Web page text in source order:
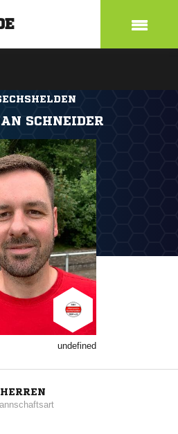
SCHNEIDER
undefined
HERREN